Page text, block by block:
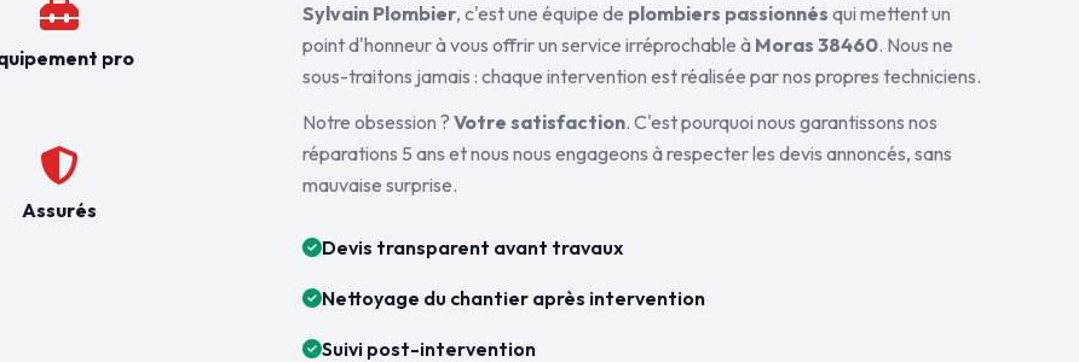
pro
Assurés
Sylvain Plombier, c'est une équipe de plombiers passionnés qui mettent un
point d'honneur à vous offrir un service irréprochable à Moras 38460. Nous ne
sous-traitons jamais : chaque intervention est réalisée par nos propres techniciens.
Notre obsession ? Votre satisfaction. C'est pourquoi nous garantissons nos
réparations 5 ans et nous nous engageons à respecter les devis annoncés, sans
mauvaise surprise.
Devis transparent avant travaux
Nettoyage du chantier après intervention
Suivi post-intervention